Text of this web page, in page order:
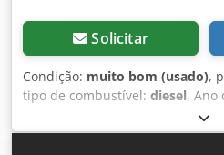
Solicitar
Condição: muito bom (usado),
tipo de combustível: diesel, Ano
, =
Controlo com 2 pedais - Cabina